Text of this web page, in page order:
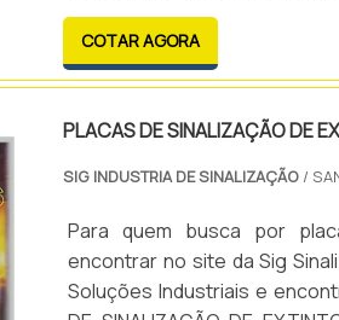
são transportados para o
retirados pelos caminhões
COTAR AGORA
PLACAS DE SINALIZAÇÃO DE
SIG INDUSTRIA DE SINALIZAÇÃO/
Para quem busca por
encontrar no site da Sig
Soluções Industriais e